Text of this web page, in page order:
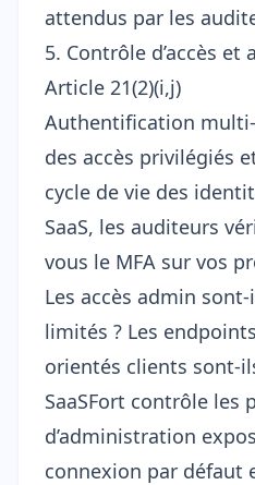
attendus par les
5. Contrôle d’accès
Article 21(2)(i,j)
Authentification
des accès privilégiés
cycle de vie des
SaaS, les auditeurs
vous le MFA sur vos
Les accès admin
limités ? Les
orientés clients sont-
SaaSFort contrôle les
d’administration
connexion par défaut